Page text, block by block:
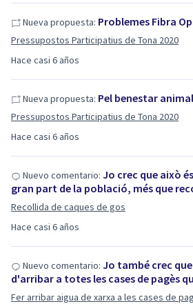
Hace casi 6 años
Nueva propuesta: Problemes Fibra
Pressupostos Participatius de Tona 2020
Hace casi 6 años
Nueva propuesta: Pel benestar
Pressupostos Participatius de Tona 2020
Hace casi 6 años
Nuevo comentario: Jo crec que això
gran part de la població, més que
Recollida de caques de gos
Nuevo comentario: Jo també crec
d'arribar a totes les cases de pagès
Fer arribar aigua de xarxa a les cases de